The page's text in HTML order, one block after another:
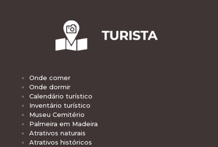
Onde comer
Onde dormir
Calendário turístico
Inventário turístico
Museu Cemitério
Palmeira em Madeira
Atrativos naturais
Atrativos históricos